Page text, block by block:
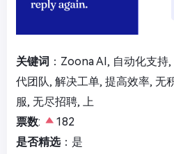
关键词 ：Zoona AI, 自动化支
代团队, 解决工单, 提高效率, 无
服, 无尽招聘, 上
票数:
182
是否精选：是